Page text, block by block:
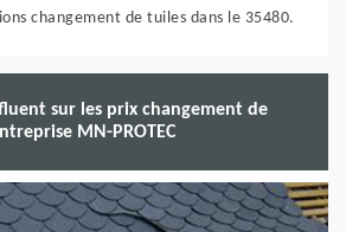
changement de tuiles dans le 35480.
sur les prix changement de
MN-PROTEC